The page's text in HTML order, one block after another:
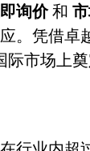
询价和
。凭借卓
市场上奠